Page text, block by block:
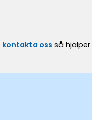
kontakta oss så hjälper